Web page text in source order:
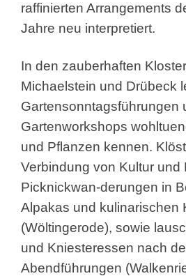
raffinierten Arrangements
Jahre neu interpretiert.
In den zauberhaften
Michaelstein und Drübeck
Gartensonntagsführungen
Gartenworkshops
und Pflanzen kennen.
Verbindung von Kultur und
Picknickwan-derungen in
Alpakas und kulinarischen
(Wöltingerode), sowie
und Kniesteressen nach
Abendführungen